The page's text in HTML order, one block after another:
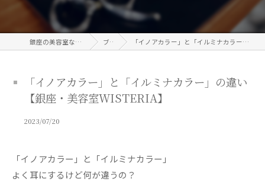
銀座の美容室なら信頼のWISTERIA ブログ 「イノアカラー」と「イルミナカラー」の違い【銀座・美容室WISTERIA】
「イノアカラー」と「イルミナカラー」の違い
【銀座・美容室WISTERIA】
2023/07/20
「イノアカラー」と「イルミナカラー」
よく耳にするけど何が違うの？